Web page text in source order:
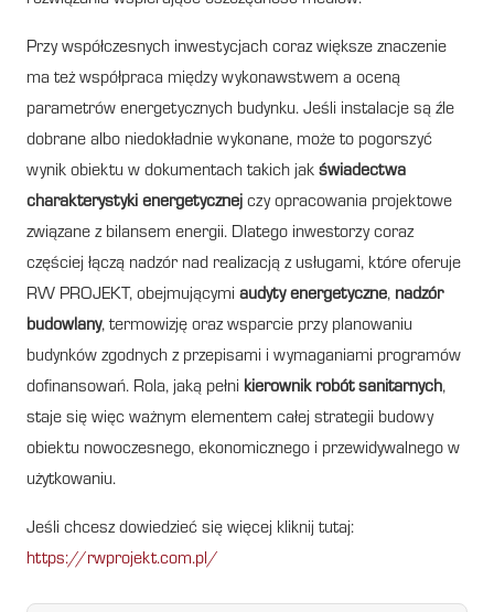
Przy współczesnych inwestycjach coraz większe znaczenie
ma też współpraca między wykonawstwem a oceną
parametrów energetycznych budynku. Jeśli instalacje są źle
dobrane albo niedokładnie wykonane, może to pogorszyć
wynik obiektu w dokumentach takich jak świadectwa
charakterystyki energetycznej czy opracowania projektowe
związane z bilansem energii. Dlatego inwestorzy coraz
częściej łączą nadzór nad realizacją z usługami, które oferuje
RW PROJEKT, obejmującymi audyty energetyczne, nadzór
budowlany, termowizję oraz wsparcie przy planowaniu
budynków zgodnych z przepisami i wymaganiami programów
dofinansowań. Rola, jaką pełni kierownik robót sanitarnych,
staje się więc ważnym elementem całej strategii budowy
obiektu nowoczesnego, ekonomicznego i przewidywalnego w
użytkowaniu.
Jeśli chcesz dowiedzieć się więcej kliknij tutaj:
https://rwprojekt.com.pl/